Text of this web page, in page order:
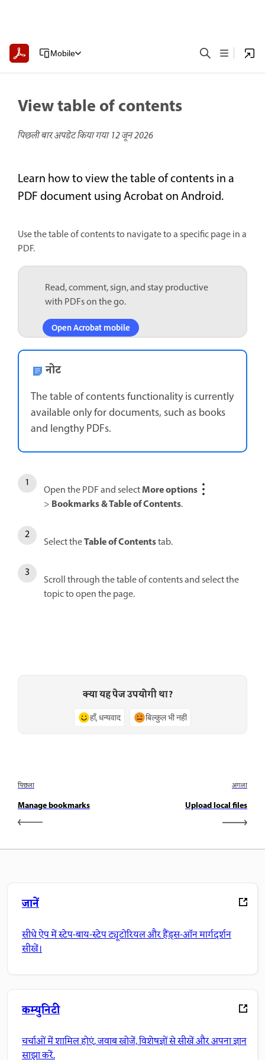
Mobile
View table of contents
पिछली बार अपडेट किया गया12 जून 2026
Learn how to view the table of contents in a
PDF document using Acrobat on Android.
Use the table of contents to navigate to a specific page in a
PDF.
Read, comment, sign, and stay productive
with PDFs on the go.
Open Acrobat mobile
नोट
The table of contents functionality is currently
available only for documents, such as books
and lengthy PDFs.
Open the PDF and selectMore options
> Bookmarks & Table of Contents.
Select theTable of Contentstab.
Scroll through the table of contents and select the
topic to open the page.
क्या यह पेज उपयोगी था?
हाँ, धन्यवाद बिल्कुल भी नहीं
पिछला
Manage bookmarks
अगला
Upload local files
जानें
सीधे ऐप में स्टेप-बाय-स्टेप ट्यूटोरियल और हैंड्स-ऑन मार्गदर्शन
सीखें।
कम्युनिटी
चर्चाओं में शामिल होएं, जवाब खोजें, विशेषज्ञों से सीखें और अपना ज्ञान
साझा करें.